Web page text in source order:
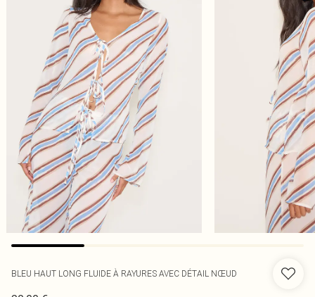
BLEU HAUT LONG FLUIDE À RAYURES AVEC DÉTAIL NŒUD